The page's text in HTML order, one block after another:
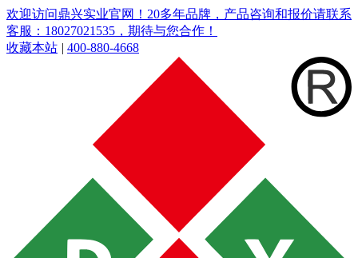
欢迎访问鼎兴实业官网！20多年品牌，产品咨询和报价请联系
客服：18027021535，期待与您合作！
收藏本站 | 400-880-4668